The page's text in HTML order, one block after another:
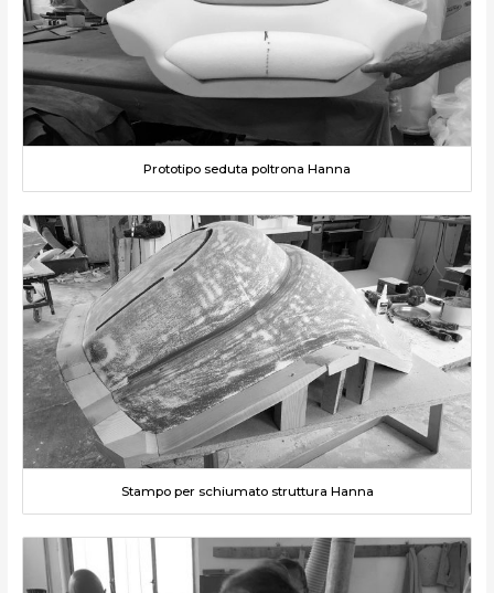
Prototipo seduta poltrona Hanna
Stampo per schiumato struttura Hanna